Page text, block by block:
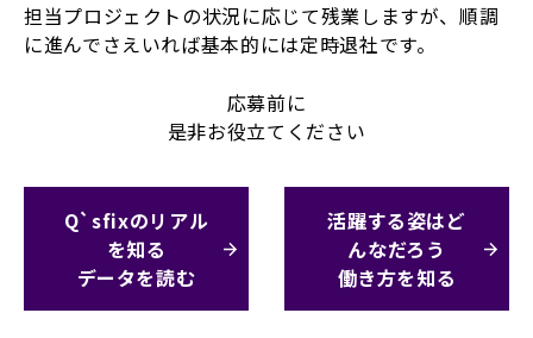
担当プロジェクトの状況に応じて残業しますが、順調
に進んでさえいれば基本的には定時退社です。
応募前に
是非お役立てください
Q`sfixのリアル
を知る
データを読む
活躍する姿はど
んなだろう
働き方を知る